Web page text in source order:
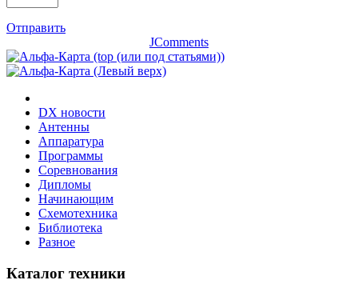
Отправить
JComments
DX новости
Антенны
Аппаратура
Программы
Соревнования
Дипломы
Начинающим
Схемотехника
Библиотека
Разное
Каталог техники